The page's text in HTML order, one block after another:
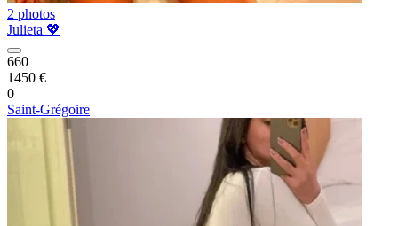
2 photos
Julieta 💖
660
1450 €
0
Saint-Grégoire